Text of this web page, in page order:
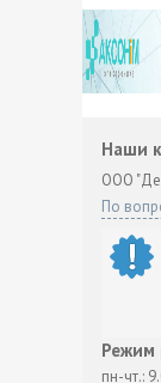
Наши
ООО
По
Режим
пн-чт.: